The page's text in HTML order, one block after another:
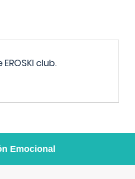
club.
Emocional